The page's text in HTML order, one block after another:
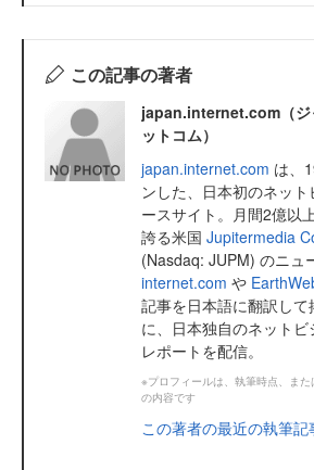
この記事の著者
japan.internet.com（ジ
ットコム）
japan.internet.com は、
ンした、日本初のネット
ースサイト。月間2億以
誇る米国 Jupitermedia
(Nasdaq: JUPM) のニュ
internet.com や
記事を日本語に翻訳して
に、日本独自のネット
レポートを配信。
※プロフィールは、執筆時点、ま
の内容です
この著者の最近の執筆記